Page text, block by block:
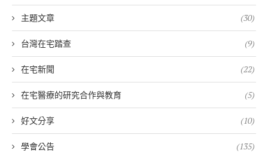
主題文章 (30)
台灣在宅踏查 (9)
在宅新聞 (22)
在宅醫療的研究合作與教育 (5)
好文分享 (10)
學會公告 (135)